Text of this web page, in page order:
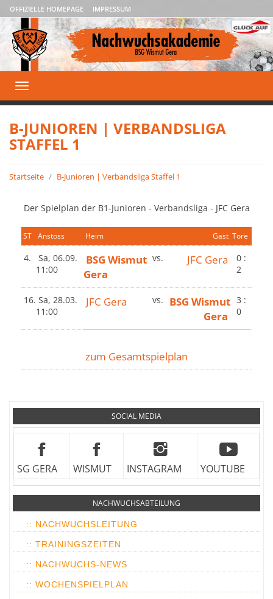
OFFIZIELLE HOMEPAGE IMPRESSUM
Toggle
navigation
B-JUNIOREN | VERBANDSLIGA
STAFFEL 1
Startseite B-Junioren | Verbandsliga Staffel 1
Der Spielplan der B1-Junioren - Verbandsliga - JFC Gera
ST Anstoss Heim Gast Tore
4.
Sa, 06.09.
11:00
BSG Wismut
Gera
vs. JFC Gera
0 :
2
16. Sa, 28.03.
11:00
JFC Gera vs.
BSG Wismut
Gera
3 :
0
zum Gesamtspielplan
SOCIAL MEDIA
SG GERA WISMUT INSTAGRAM YOUTUBE
NACHWUCHSABTEILUNG
:: NACHWUCHSLEITUNG
:: TRAININGSZEITEN
:: NACHWUCHS-NEWS
:: WOCHENSPIELPLAN